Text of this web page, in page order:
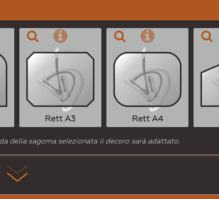
Rett A3 Rett A4
della sagoma selezionata il decoro sarà adattato.